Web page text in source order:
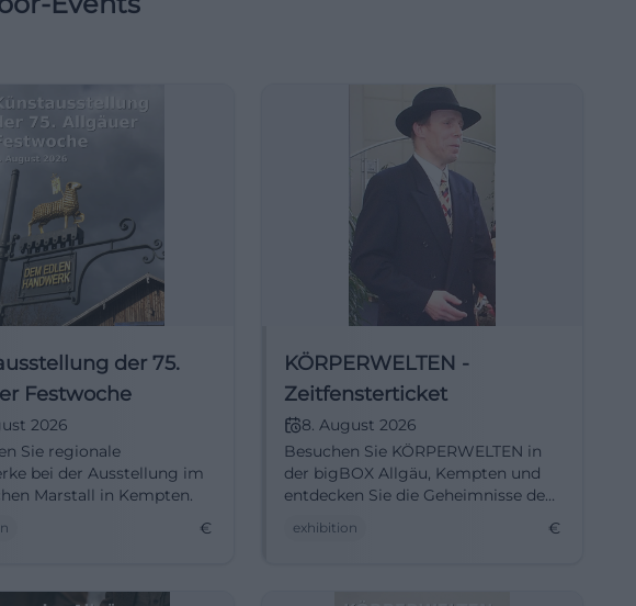
der 75.
Festwoche
2026
Sie regionale
bei der Ausstellung im
Marstall in Kempten.
€
KÖRPERWELTEN -
Zeitfensterticket
8. August 2026
Besuchen Sie KÖRPERWELTEN in
der bigBOX Allgäu, Kempten und
entdecken Sie die Geheimnisse des
exhibition €